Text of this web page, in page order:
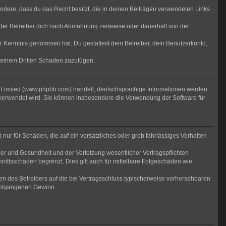
dass du das Recht besitzt, die in deinen Beiträgen verwendeten Links
Betreiber dich nach Abmahnung zeitweise oder dauerhaft von der
genommen hat. Du gestattest dem Betreiber, dein Benutzerkonto,
Dritten Schaden zuzufügen.
(www.phpbb.com) handelt; deutschsprachige Informationen werden
wird. Sie können insbesondere die Verwendung der Software für
für Schäden, die auf ein vorsätzliches oder grob fahrlässiges Verhalten
und Gesundheit und der Verletzung wesentlicher Vertragspflichten
begrenzt. Dies gilt auch für mittelbare Folgeschäden wie
des Betreibers auf die bei Vertragsschluss typischerweise vorhersehbaren
Gewinn.